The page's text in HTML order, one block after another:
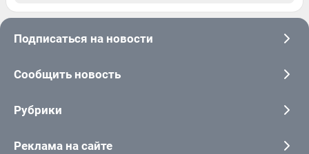
Подписаться на новости
Сообщить новость
Рубрики
Реклама на сайте